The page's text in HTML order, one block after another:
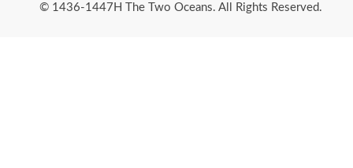
© 1436-1447H The Two Oceans. All Rights Reserved.